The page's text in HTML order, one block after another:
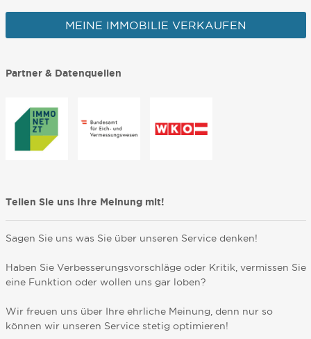
MEINE IMMOBILIE VERKAUFEN
Partner & Datenquellen
Teilen Sie uns Ihre Meinung mit!
Sagen Sie uns was Sie über unseren Service denken!
Haben Sie Verbesserungsvorschläge oder Kritik, vermissen Sie
eine Funktion oder wollen uns gar loben?
Wir freuen uns über Ihre ehrliche Meinung, denn nur so
können wir unseren Service stetig optimieren!